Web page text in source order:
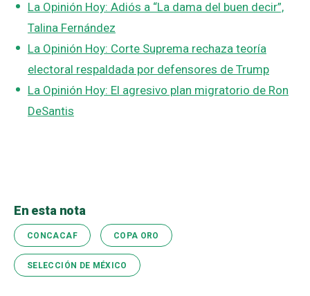
La Opinión Hoy: Adiós a “La dama del buen decir”,
Talina Fernández
La Opinión Hoy: Corte Suprema rechaza teoría
electoral respaldada por defensores de Trump
La Opinión Hoy: El agresivo plan migratorio de Ron
DeSantis
En esta nota
CONCACAF COPA ORO
SELECCIÓN DE MÉXICO